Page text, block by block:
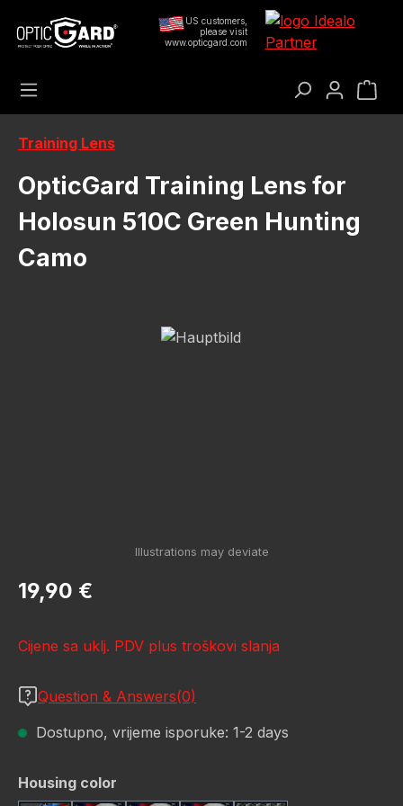
Preskoči na glavni sadržaj US customers,
please visit
www.opticgard.com
Training Lens
OpticGard Training Lens for
Holosun 510C Green Hunting
Camo
Preskoči galeriju slika
Redovna cijena:
19,90 €
Cijene sa uklj. PDV plus troškovi slanja
Question & Answers(0)
Dostupno, vrijeme isporuke: 1-2 days
Odaberi
Housing color